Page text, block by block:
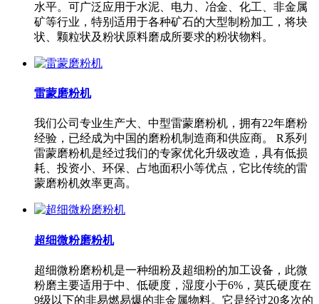
水平。可广泛应用于水泥、电力、冶金、化工、非金属
矿等行业，特别适用于各种矿石的大型制粉加工，将块
状、颗粒状及粉状原料磨成所要求的粉状物料。
雷蒙磨粉机
我们公司专业生产大、中型雷蒙磨粉机，拥有22年磨粉
经验，已经成为中国的磨粉机制造商和供应商。 R系列
雷蒙磨粉机是经过我们的专家优化升级改造，具有低损
耗、投资小、环保、占地面积小等优点，它比传统的雷
蒙磨粉机效率更高。
超细微粉磨粉机
超细微粉磨粉机是一种细粉及超细粉的加工设备，此微
粉磨主要适用于中、低硬度，湿度小于6%，莫氏硬度在
9级以下的非易燃易爆的非金属物料。它是经过20多次的